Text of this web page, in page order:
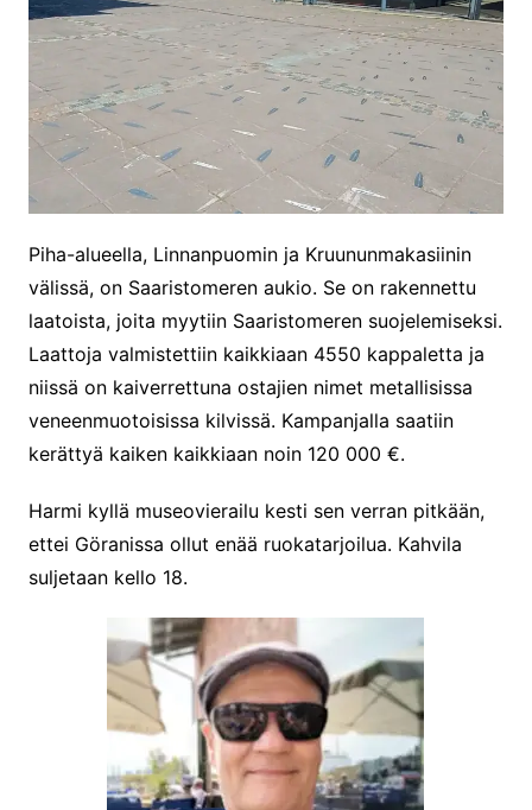
Piha-alueella, Linnanpuomin ja Kruununmakasiinin
välissä, on Saaristomeren aukio. Se on rakennettu
laatoista, joita myytiin Saaristomeren suojelemiseksi.
Laattoja valmistettiin kaikkiaan 4550 kappaletta ja
niissä on kaiverrettuna ostajien nimet metallisissa
veneenmuotoisissa kilvissä. Kampanjalla saatiin
kerättyä kaiken kaikkiaan noin 120 000 €.
Harmi kyllä museovierailu kesti sen verran pitkään,
ettei Göranissa ollut enää ruokatarjoilua. Kahvila
suljetaan kello 18.